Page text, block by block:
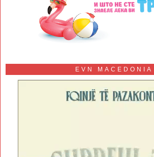
EVN MACEDONIA